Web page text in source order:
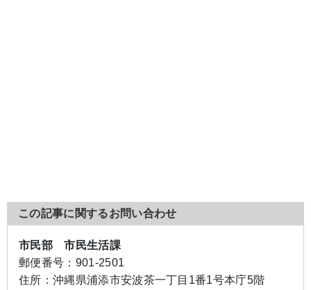
この記事に関するお問い合わせ
市民部 市民生活課
郵便番号： 901-2501
住所： 沖縄県浦添市安波茶一丁目1番1号本庁5階